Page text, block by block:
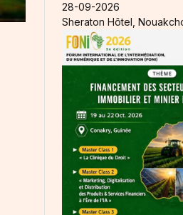
28-09-2026
Sheraton Hôtel,